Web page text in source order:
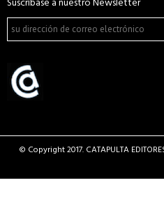
© Copyright 2017. CATAPULTA